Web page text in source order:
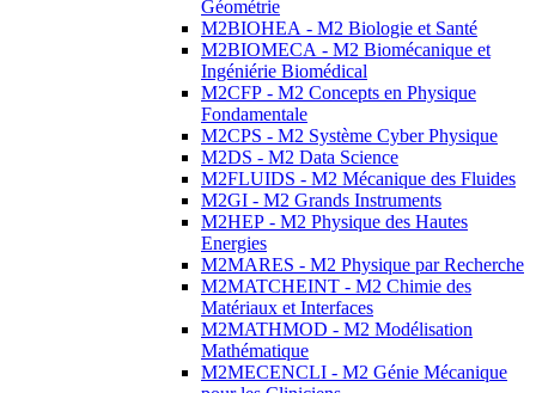
Géométrie
M2BIOHEA - M2 Biologie et Santé
M2BIOMECA - M2 Biomécanique et
Ingéniérie Biomédical
M2CFP - M2 Concepts en Physique
Fondamentale
M2CPS - M2 Système Cyber Physique
M2DS - M2 Data Science
M2FLUIDS - M2 Mécanique des Fluides
M2GI - M2 Grands Instruments
M2HEP - M2 Physique des Hautes
Energies
M2MARES - M2 Physique par Recherche
M2MATCHEINT - M2 Chimie des
Matériaux et Interfaces
M2MATHMOD - M2 Modélisation
Mathématique
M2MECENCLI - M2 Génie Mécanique